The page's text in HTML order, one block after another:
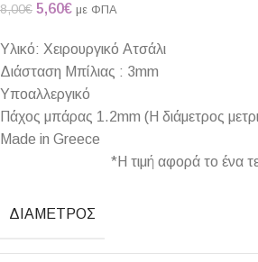
8,00€ 5,60€ με ΦΠΑ
Υλικό: Χειρουργικό Ατσάλι
Διάσταση Μπίλιας : 3mm
Υποαλλεργικό
Πάχος μπάρας 1.2mm (Η διάμετρος
Made in Greece
*Η τιμή αφορά το ένα
ΔΙΆΜΕΤΡΟΣ